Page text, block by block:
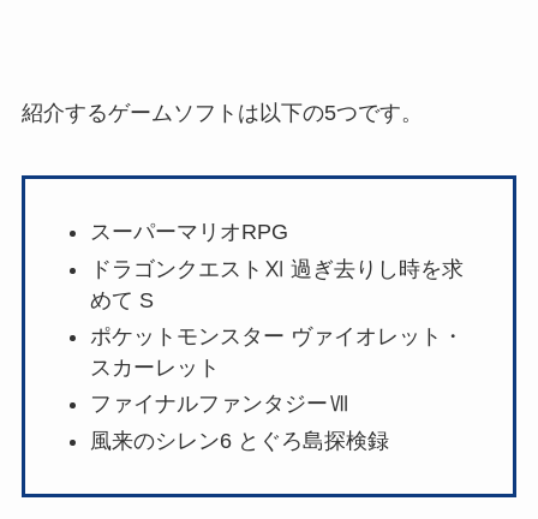
紹介するゲームソフトは以下の5つです。
スーパーマリオRPG
ドラゴンクエストⅪ 過ぎ去りし時を求
めて S
ポケットモンスター ヴァイオレット・
スカーレット
ファイナルファンタジーⅦ
風来のシレン6 とぐろ島探検録